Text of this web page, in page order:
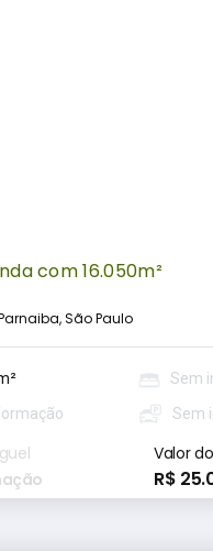
com 16.050m²
São Paulo
Sem
Sem
Valor
R$